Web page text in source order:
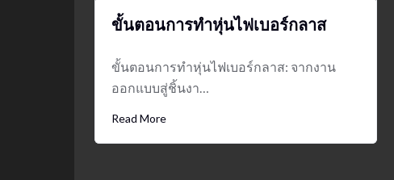
ขั้นตอนการทำหุ่นไฟเบอร์กลาส
ขั้นตอนการทำหุ่นไฟเบอร์กลาส: จากงาน
ออกแบบสู่ชิ้นงา…
Read More